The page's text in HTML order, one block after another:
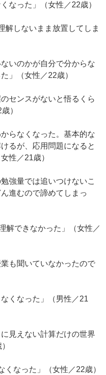
なった」（女性／22歳）
解しないまま放置してしま
いのかが自分で分からな
」（女性／22歳）
センスがないと悟るくら
）
らなくなった。基本的な
るが、応用問題になると
性／21歳）
強量では追いつけないこ
進むので諦めてしまっ
解できなかった」（女性／
も聞いていなかったので
くなった」（男性／21
見えない計算だけの世界
くなった」（女性／22歳）